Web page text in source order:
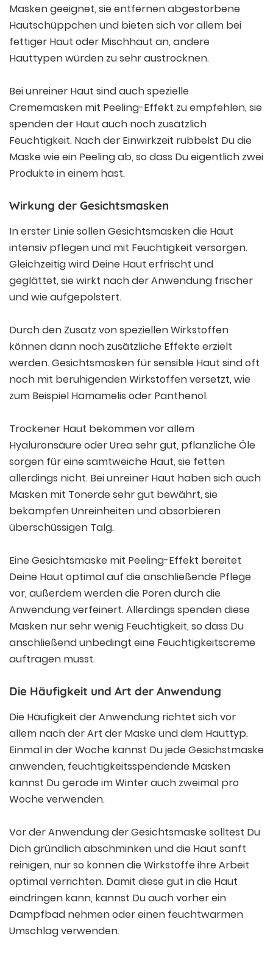
Masken geeignet, sie entfernen abgestorbene
Hautschüppchen und bieten sich vor allem bei
fettiger Haut oder Mischhaut an, andere
Hauttypen würden zu sehr austrocknen.
Bei unreiner Haut sind auch spezielle
Crememasken mit Peeling-Effekt zu empfehlen, sie
spenden der Haut auch noch zusätzlich
Feuchtigkeit. Nach der Einwirkzeit rubbelst Du die
Maske wie ein Peeling ab, so dass Du eigentlich zwei
Produkte in einem hast.
Wirkung der Gesichtsmasken
In erster Linie sollen Gesichtsmasken die Haut
intensiv pflegen und mit Feuchtigkeit versorgen.
Gleichzeitig wird Deine Haut erfrischt und
geglättet, sie wirkt nach der Anwendung frischer
und wie aufgepolstert.
Durch den Zusatz von speziellen Wirkstoffen
können dann noch zusätzliche Effekte erzielt
werden. Gesichtsmasken für sensible Haut sind oft
noch mit beruhigenden Wirkstoffen versetzt, wie
zum Beispiel Hamamelis oder Panthenol.
Trockener Haut bekommen vor allem
Hyaluronsäure oder Urea sehr gut, pflanzliche Öle
sorgen für eine samtweiche Haut, sie fetten
allerdings nicht. Bei unreiner Haut haben sich auch
Masken mit Tonerde sehr gut bewährt, sie
bekämpfen Unreinheiten und absorbieren
überschüssigen Talg.
Eine Gesichtsmaske mit Peeling-Effekt bereitet
Deine Haut optimal auf die anschließende Pflege
vor, außerdem werden die Poren durch die
Anwendung verfeinert. Allerdings spenden diese
Masken nur sehr wenig Feuchtigkeit, so dass Du
anschließend unbedingt eine Feuchtigkeitscreme
auftragen musst.
Die Häufigkeit und Art der Anwendung
Die Häufigkeit der Anwendung richtet sich vor
allem nach der Art der Maske und dem Hauttyp.
Einmal in der Woche kannst Du jede Gesichstmaske
anwenden, feuchtigkeitsspendende Masken
kannst Du gerade im Winter auch zweimal pro
Woche verwenden.
Vor der Anwendung der Gesichtsmaske solltest Du
Dich gründlich abschminken und die Haut sanft
reinigen, nur so können die Wirkstoffe ihre Arbeit
optimal verrichten. Damit diese gut in die Haut
eindringen kann, kannst Du auch vorher ein
Dampfbad nehmen oder einen feuchtwarmen
Umschlag verwenden.